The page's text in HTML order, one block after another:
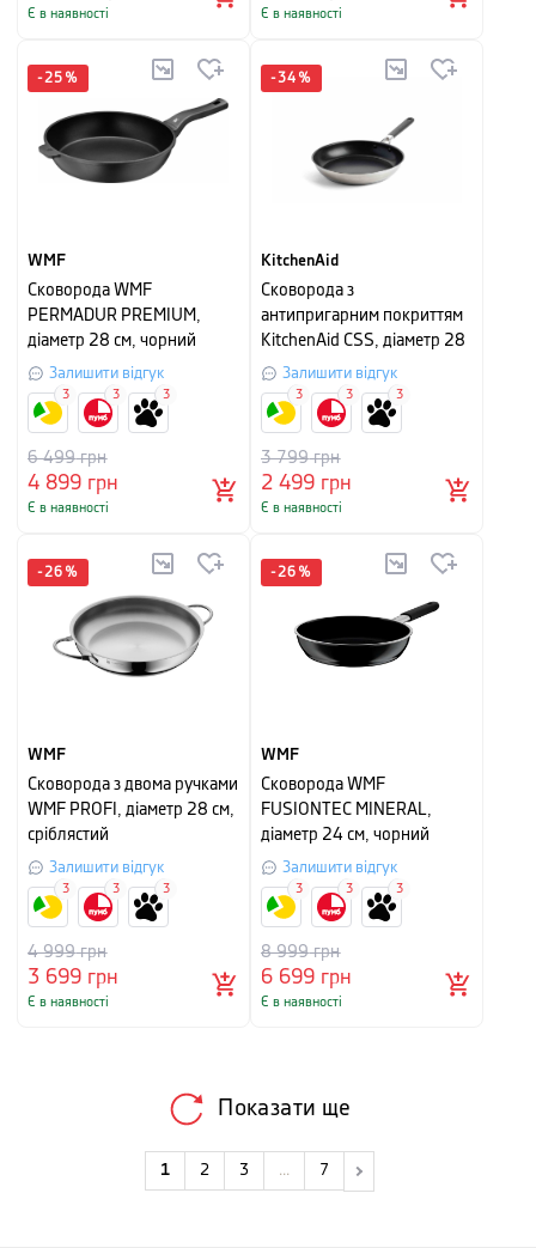
Є в наявності Є в наявності
-25 %
WMF
Сковорода WMF
PERMADUR PREMIUM,
діаметр 28 см, чорний
Залишити відгук
4 899 грн
6 499грн
Є в наявності
3 3 3
-34 %
KitchenAid
Сковорода з
антипригарним покриттям
KitchenAid CSS, діаметр 28
см, сріблястий з чорним
Залишити відгук
2 499 грн
3 799грн
Є в наявності
3 3 3
-26 %
WMF
Сковорода з двома ручками
WMF PROFI, діаметр 28 см,
сріблястий
Залишити відгук
3 699 грн
4 999грн
Є в наявності
3 3 3
-26 %
WMF
Сковорода WMF
FUSIONTEC MINERAL,
діаметр 24 см, чорний
Залишити відгук
6 699 грн
8 999грн
Є в наявності
3 3 3
Показати ще
1 2 3 ... 7